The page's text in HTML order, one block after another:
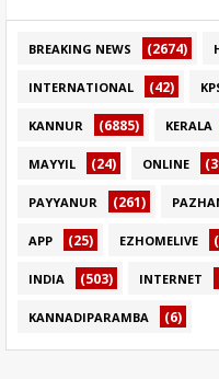
BREAKING NEWS (2674)
INTERNATIONAL (42)
KANNUR (6885) KERALA
MAYYIL (24) ONLINE
PAYYANUR (261)
APP (25) EZHOMELIVE
INDIA (503) INTERNET
KANNADIPARAMBA (6)